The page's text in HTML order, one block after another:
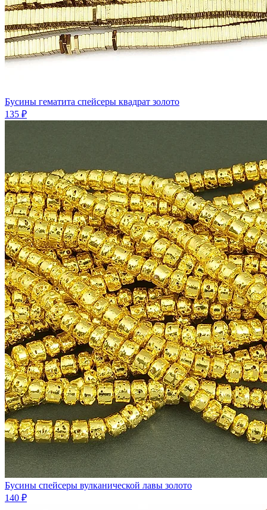
Бусины гематита спейсеры квадрат золото
135 ₽
Бусины спейсеры вулканической лавы золото
140 ₽